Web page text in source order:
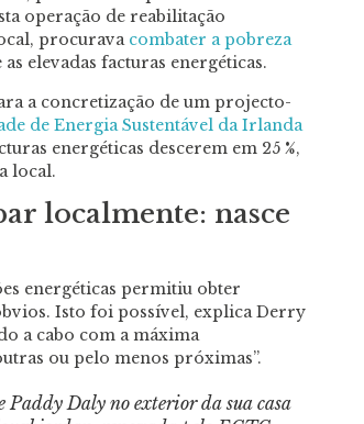
operação de reabilitação
procurava combater a pobreza
elevadas facturas energéticas.
a concretização de um projecto-
de Energia Sustentável da Irlanda
energéticas descerem em 25 %,
local.
localmente: nasce
energéticas permitiu obter
Isto foi possível, explica Derry
a cabo com a máxima
ou pelo menos próximas”.
Paddy Daly no exterior da sua casa